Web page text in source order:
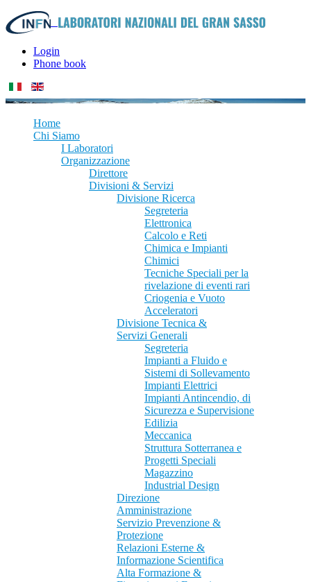
Login
Phone book
Home
Chi Siamo
I Laboratori
Organizzazione
Direttore
Divisioni & Servizi
Divisione Ricerca
Segreteria
Elettronica
Calcolo e Reti
Chimica e Impianti
Chimici
Tecniche Speciali per la
rivelazione di eventi rari
Criogenia e Vuoto
Acceleratori
Divisione Tecnica &
Servizi Generali
Segreteria
Impianti a Fluido e
Sistemi di Sollevamento
Impianti Elettrici
Impianti Antincendio, di
Sicurezza e Supervisione
Edilizia
Meccanica
Struttura Sotterranea e
Progetti Speciali
Magazzino
Industrial Design
Direzione
Amministrazione
Servizio Prevenzione &
Protezione
Relazioni Esterne &
Informazione Scientifica
Alta Formazione &